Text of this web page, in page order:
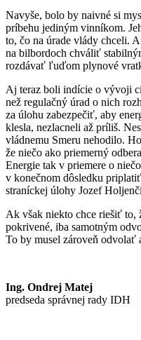
Navyše, bolo by naivné si
príbehu jediným vinníkom.
to, čo na úrade vlády chceli.
na bilbordoch chváliť
rozdávať ľuďom plynové
Aj teraz boli indície o vývoji
než regulačný úrad o nich
za úlohu zabezpečiť, aby
klesla, nezlacneli až príliš.
vládnemu Smeru nehodilo.
že niečo ako priemerný
Energie tak v priemere o
v konečnom dôsledku
straníckej úlohy Jozef
Ak však niekto chce riešiť to,
pokrivené, iba samotným
To by musel zároveň odvolať
Ing. Ondrej Matej
predseda správnej rady IDH